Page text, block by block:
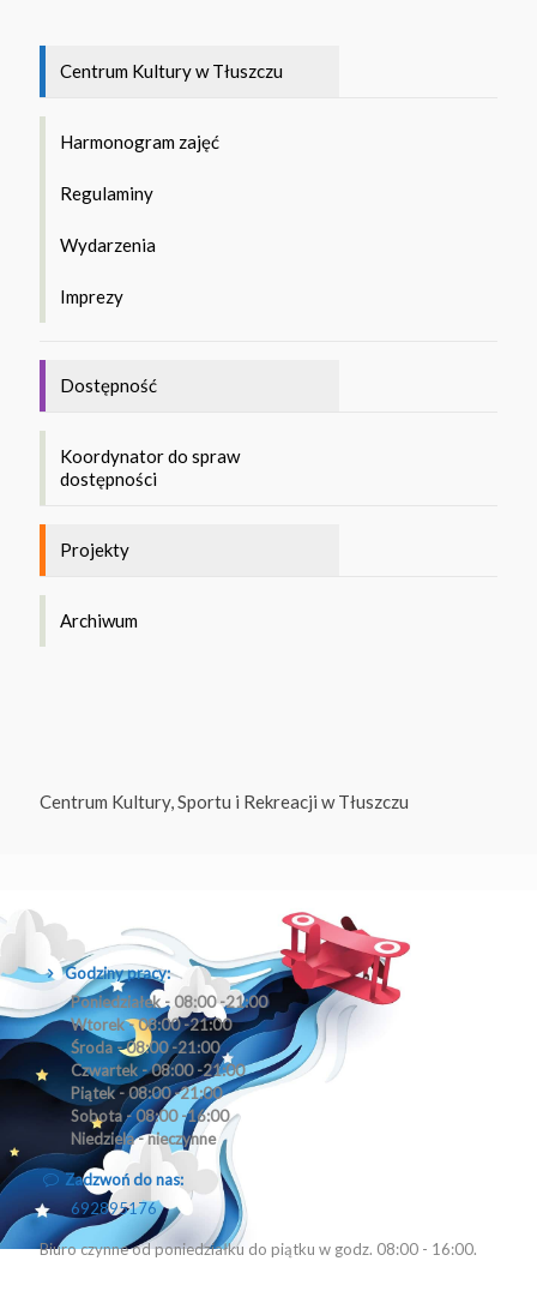
Centrum Kultury w Tłuszczu
Harmonogram zajęć
Regulaminy
Wydarzenia
Imprezy
Dostępność
Koordynator do spraw
dostępności
Projekty
Archiwum
Centrum Kultury, Sportu i Rekreacji w Tłuszczu
Godziny pracy:
Poniedziałek - 08:00 -21:00
Wtorek - 08:00 -21:00
Środa - 08:00 -21:00
Czwartek - 08:00 -21:00
Piątek - 08:00 -21:00
Sobota - 08:00 -16:00
Niedziela - nieczynne
Zadzwoń do nas:
692895176
Biuro czynne od poniedziałku do piątku w godz. 08:00 - 16:00.